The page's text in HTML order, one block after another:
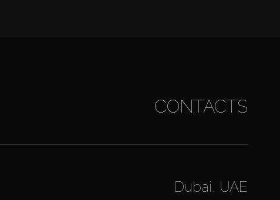
CONTACTS
Dubai, UAE